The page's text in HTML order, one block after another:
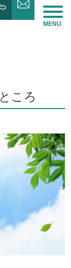
MENU
ころ